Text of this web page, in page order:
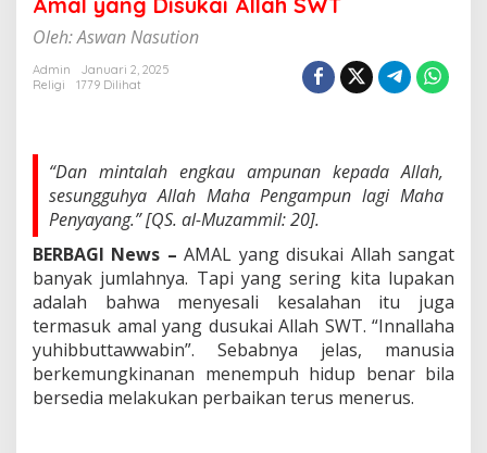
SWT
Oleh: Aswan Nasution
Admin
Januari 2, 2025
Religi
1779 Dilihat
“Dan mintalah engkau ampunan kepada Allah,
sesungguhya Allah Maha Pengampun lagi Maha
Penyayang.” [QS. al-Muzammil: 20].
BERBAGI News –AMAL yang disukai Allah sangat
banyak jumlahnya. Tapi yang sering kita lupakan
adalah bahwa menyesali kesalahan itu juga
termasuk amal yang dusukai Allah SWT. “Innallaha
yuhibbuttawwabin”. Sebabnya jelas, manusia
berkemungkinanan menempuh hidup benar bila
bersedia melakukan perbaikan terus menerus.